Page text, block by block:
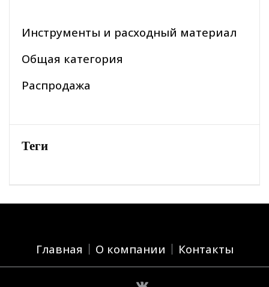
Инструменты и расходный материал
Общая категория
Распродажа
Теги
Главная О компании Контакты